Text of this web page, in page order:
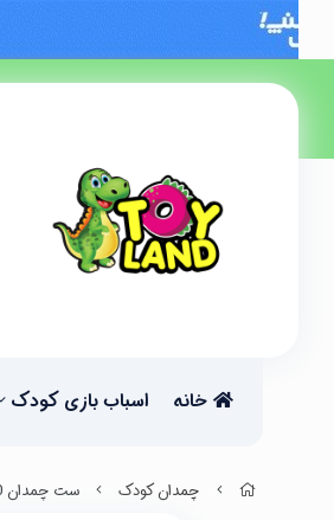
خانه اسباب بازی کودک
چمدان کودک ست چمدان 20 اینچ طرح خرگوشی